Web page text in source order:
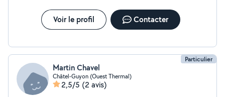
Voir le profil Contacter
Particulier
Martin Chavel
Châtel-Guyon (Ouest Thermal)
2,5/5 (2 avis)